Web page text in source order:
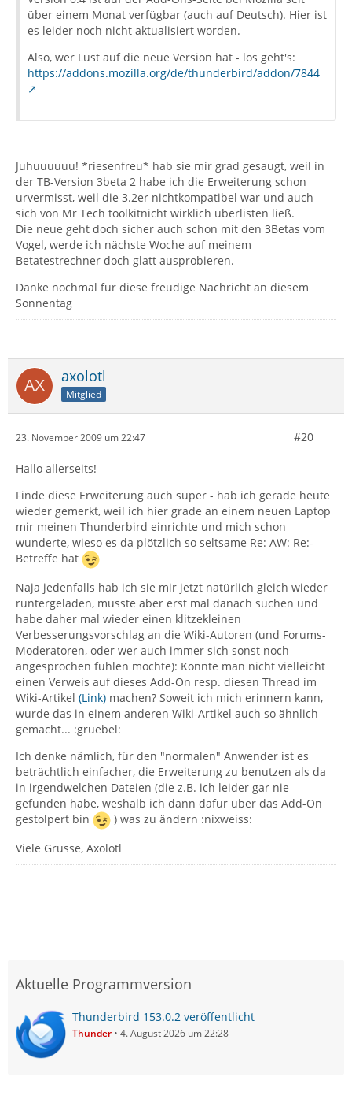
über einem Monat verfügbar (auch auf Deutsch). Hier ist
es leider noch nicht aktualisiert worden.
Also, wer Lust auf die neue Version hat - los geht's:
https://addons.mozilla.org/de/thunderbird/addon/7844
Juhuuuuuu! *riesenfreu* hab sie mir grad gesaugt, weil in
der TB-Version 3beta 2 habe ich die Erweiterung schon
urvermisst, weil die 3.2er nichtkompatibel war und auch
sich von Mr Tech toolkitnicht wirklich überlisten ließ.
Die neue geht doch sicher auch schon mit den 3Betas vom
Vogel, werde ich nächste Woche auf meinem
Betatestrechner doch glatt ausprobieren.
Danke nochmal für diese freudige Nachricht an diesem
Sonnentag
axolotl
Mitglied
23. November 2009 um 22:47 #20
Hallo allerseits!
Finde diese Erweiterung auch super - hab ich gerade heute
wieder gemerkt, weil ich hier grade an einem neuen Laptop
mir meinen Thunderbird einrichte und mich schon
wunderte, wieso es da plötzlich so seltsame Re: AW: Re:-
Betreffe hat
Naja jedenfalls hab ich sie mir jetzt natürlich gleich wieder
runtergeladen, musste aber erst mal danach suchen und
habe daher mal wieder einen klitzekleinen
Verbesserungsvorschlag an die Wiki-Autoren (und Forums-
Moderatoren, oder wer auch immer sich sonst noch
angesprochen fühlen möchte): Könnte man nicht vielleicht
einen Verweis auf dieses Add-On resp. diesen Thread im
Wiki-Artikel (Link) machen? Soweit ich mich erinnern kann,
wurde das in einem anderen Wiki-Artikel auch so ähnlich
gemacht... :gruebel:
Ich denke nämlich, für den "normalen" Anwender ist es
beträchtlich einfacher, die Erweiterung zu benutzen als da
in irgendwelchen Dateien (die z.B. ich leider gar nie
gefunden habe, weshalb ich dann dafür über das Add-On
gestolpert bin
) was zu ändern :nixweiss:
Viele Grüsse, Axolotl
Aktuelle Programmversion
Thunderbird 153.0.2 veröffentlicht
Thunder 4. August 2026 um 22:28